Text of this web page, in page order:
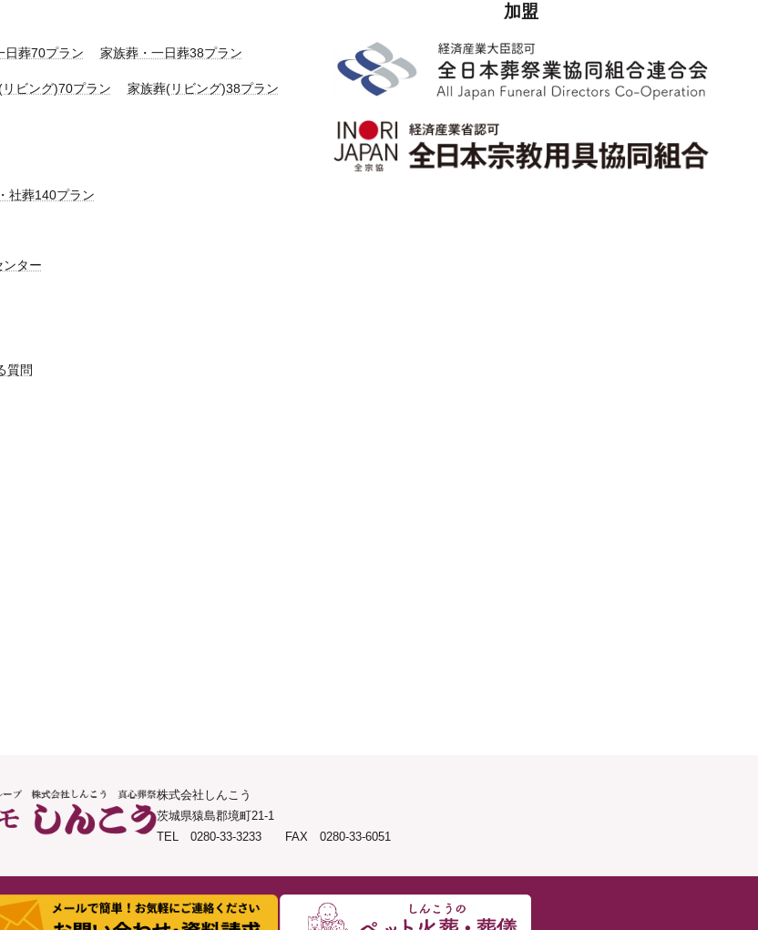
日葬70プラン 家族葬・一日葬38プラン
ビング)70プラン 家族葬(リビング)38プラン
社葬140プラン
ンター
質問
加盟
株式会社しんこう
茨城県猿島郡境町21-1
TEL 0280-33-3233 FAX 0280-33-6051